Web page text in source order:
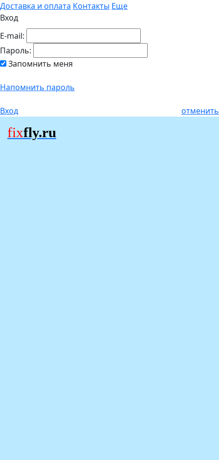
Доставка и оплата Контакты Еще
Вход
E-mail:
Пароль:
Запомнить меня
Напомнить пароль
Вход отменить
fixfly.ru